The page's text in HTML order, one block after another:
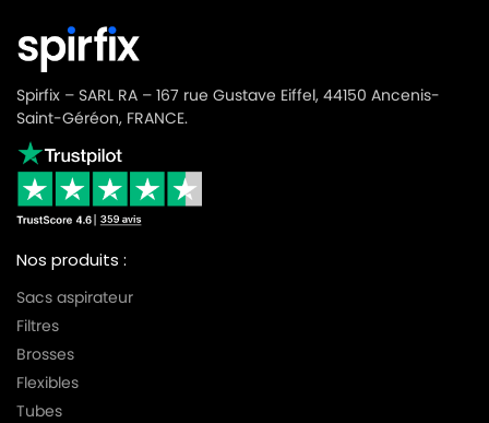
Spirfix – SARL RA – 167 rue Gustave Eiffel, 44150 Ancenis-
Saint-Géréon, FRANCE.
Nos produits :
Sacs aspirateur
Filtres
Brosses
Flexibles
Tubes